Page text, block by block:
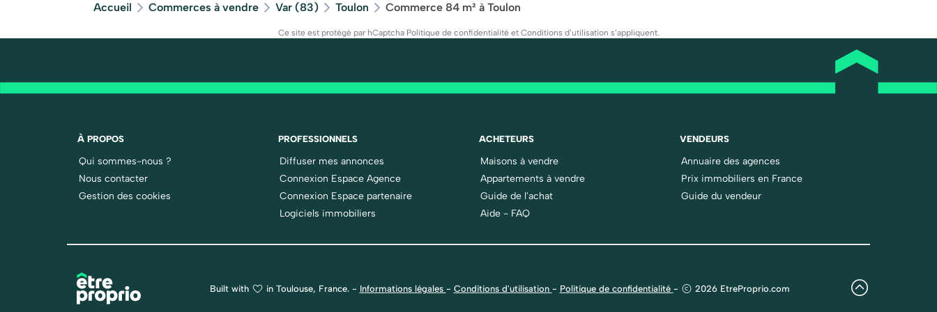
Accueil Commerces à vendre Var (83) Toulon Commerce 84 m² à Toulon
Ce site est protégé par hCaptcha Politique de confidentialitéet Conditions d’utilisation s’appliquent.
À PROPOS
Qui sommes-nous ?
Nous contacter
Gestion des cookies
PROFESSIONNELS
Diffuser mes annonces
Connexion Espace Agence
Connexion Espace partenaire
Logiciels immobiliers
ACHETEURS
Maisons à vendre
Appartements à vendre
Guide de l'achat
Aide - FAQ
VENDEURS
Annuaire des agences
Prix immobiliers en France
Guide du vendeur
Built with in Toulouse, France. - Informations légales - Conditions d'utilisation - Politique de confidentialité - 2026 EtreProprio.com